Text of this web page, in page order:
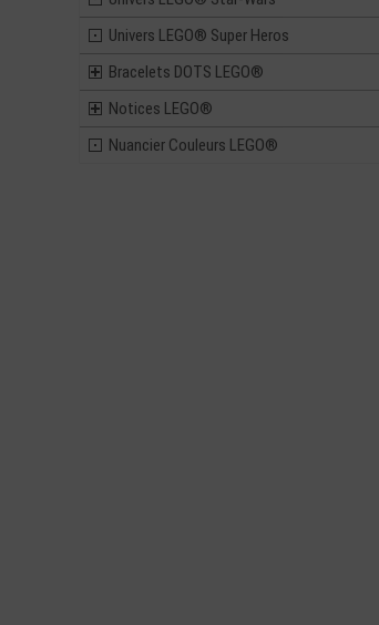
Univers LEGO® Super Heros
Bracelets DOTS LEGO®
Notices LEGO®
Nuancier Couleurs LEGO®